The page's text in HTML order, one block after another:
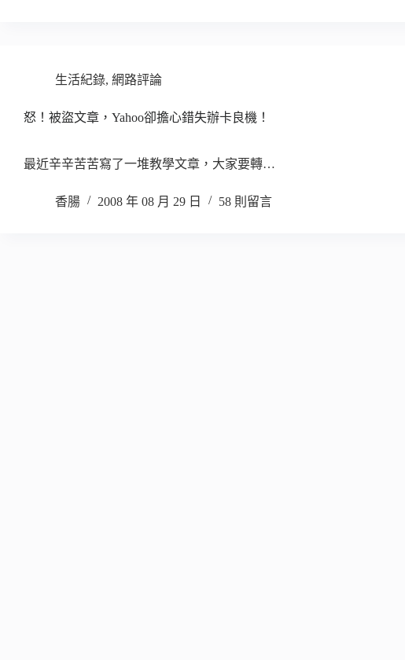
生活紀錄, 網路評論
怒！被盜文章，Yahoo卻擔心錯失辦卡良機！
最近辛辛苦苦寫了一堆教學文章，大家要轉…
香腸 2008 年 08 月 29 日 58 則留言